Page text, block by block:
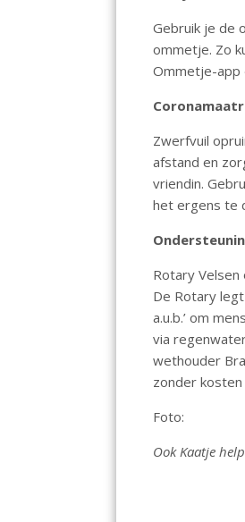
Gebruik je de
ommetje. Zo
Ommetje-app
Zwerfvuil
afstand en
vriendin.
het ergens te
Rotary
De Rotary
a.u.b.’ om
via
wethouder
zonder
Foto:
Ook Kaatje